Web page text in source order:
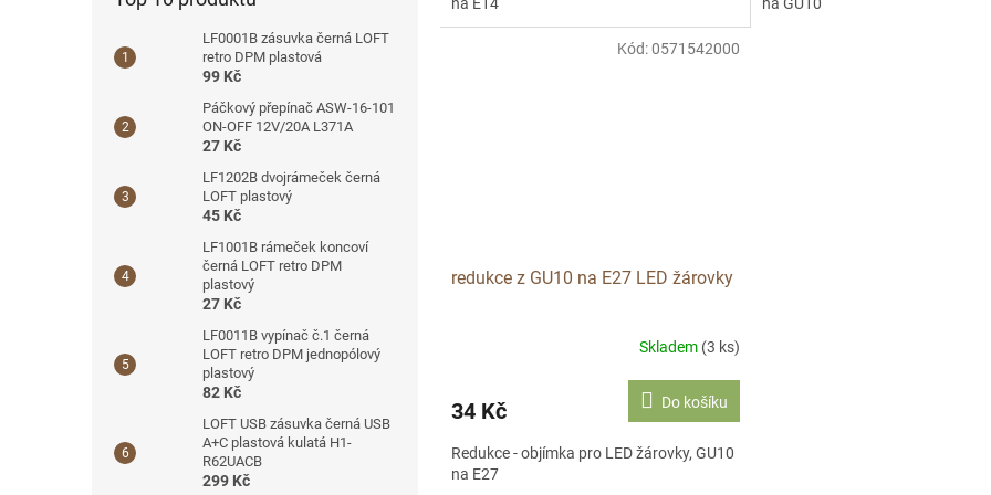
LF0001B zásuvka černá LOFT
retro DPM plastová
99 Kč
Páčkový přepínač ASW-16-101
ON-OFF 12V/20A L371A
27 Kč
LF1202B dvojrámeček černá
LOFT plastový
45 Kč
LF1001B rámeček koncoví
černá LOFT retro DPM
plastový
27 Kč
LF0011B vypínač č.1 černá
LOFT retro DPM jednopólový
plastový
82 Kč
LOFT USB zásuvka černá USB
A+C plastová kulatá H1-
R62UACB
299 Kč
redukce z GU10 na E27 LED žárovky
Skladem (3 ks)
34 Kč Do košíku
Redukce - objímka pro LED žárovky, GU10
na E27
Kód:0571542000